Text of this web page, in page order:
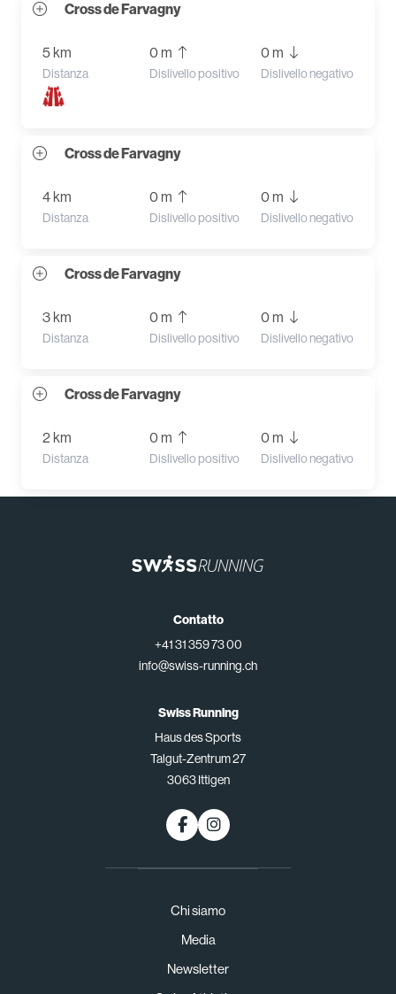
Cross de Farvagny
5 km
Distanza
0 m
Dislivello positivo
0 m
Dislivello negativo
Cross de Farvagny
4 km
Distanza
0 m
Dislivello positivo
0 m
Dislivello negativo
Cross de Farvagny
3 km
Distanza
0 m
Dislivello positivo
0 m
Dislivello negativo
Cross de Farvagny
2 km
Distanza
0 m
Dislivello positivo
0 m
Dislivello negativo
Chi siamo
Media
Newsletter
Contatto
+41 31 359 73 00
info@swiss-running.ch
Swiss Running
Haus des Sports
Talgut-Zentrum 27
3063 Ittigen